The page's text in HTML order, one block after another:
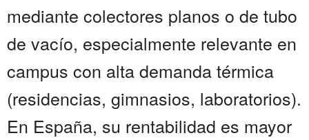
mediante colectores planos o de tubo
de vacío, especialmente relevante en
campus con alta demanda térmica
(residencias, gimnasios, laboratorios).
En España, su rentabilidad es mayor